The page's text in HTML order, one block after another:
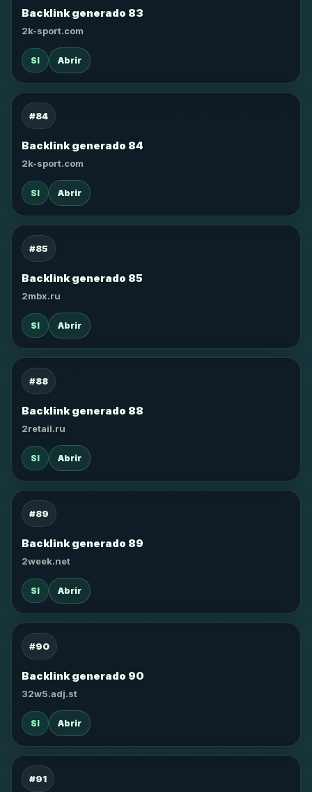
Backlink generado 83
2k-sport.com
SI Abrir
#84
Backlink generado 84
2k-sport.com
SI Abrir
#85
Backlink generado 85
2mbx.ru
SI Abrir
#88
Backlink generado 88
2retail.ru
SI Abrir
#89
Backlink generado 89
2week.net
SI Abrir
#90
Backlink generado 90
32w5.adj.st
SI Abrir
#91